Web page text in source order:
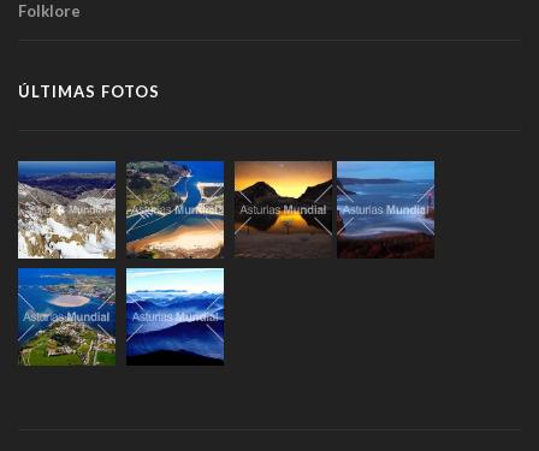
Folklore
ÚLTIMAS FOTOS